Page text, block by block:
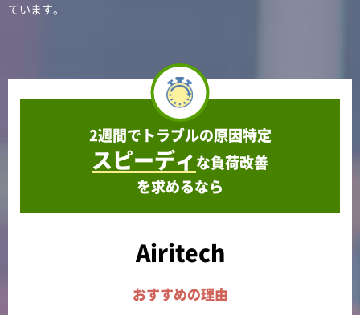
ています。
2週間でトラブルの原因特定
スピーディな負荷改善
を求めるなら
Airitech
おすすめの理由